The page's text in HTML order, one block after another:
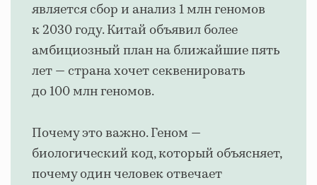
является сбор и анализ 1 млн геномов
к 2030 году. Китай объявил более
амбициозный план на ближайшие пять
лет — страна хочет секвенировать
до 100 млн геномов.
Почему это важно. Геном —
биологический код, который объясняет,
почему один человек отвечает